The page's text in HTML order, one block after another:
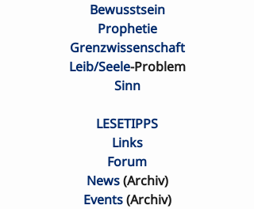
Bewusstsein
Prophetie
Grenzwissenschaft
Leib/Seele-Problem
Sinn
LESETIPPS
Links
Forum
News (Archiv)
Events (Archiv)